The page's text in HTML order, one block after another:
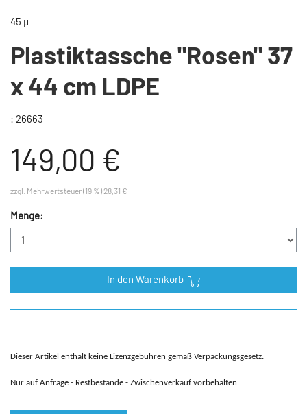
45 µ
Plastiktassche "Rosen" 37
x 44 cm LDPE
: 26663
149,00 €
zzgl. Mehrwertsteuer (19 %) 28,31 €
Menge:
In den Warenkorb
Dieser Artikel enthält keine Lizenzgebühren gemäß Verpackungsgesetz.
Nur auf Anfrage - Restbestände - Zwischenverkauf vorbehalten.